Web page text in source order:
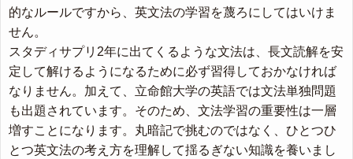
的なルールですから、英文法の学習を蔑ろにしてはいけま
せん。
スタディサプリ2年に出てくるような文法は、長文読解を安
定して解けるようになるために必ず習得しておかなければ
なりません。加えて、立命館大学の英語では文法単独問題
も出題されています。そのため、文法学習の重要性は一層
増すことになります。丸暗記で挑むのではなく、ひとつひ
とつ英文法の考え方を理解して揺るぎない知識を養いまし